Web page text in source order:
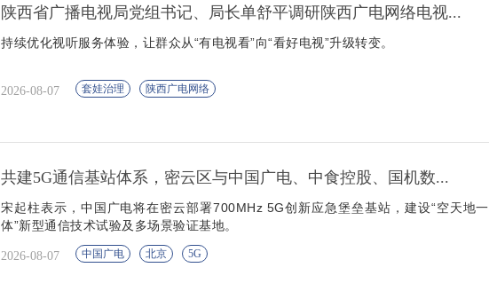
陕西省广播电视局党组书记、局长单舒平调研陕西广电网络电视...
持续优化视听服务体验，让群众从“有电视看”向“看好电视”升级转变。
2026-08-07 套娃治理 陕西广电网络
共建5G通信基站体系，密云区与中国广电、中食控股、国机数...
宋起柱表示，中国广电将在密云部署700MHz 5G创新应急堡垒基站，建设“空天地一
体”新型通信技术试验及多场景验证基地。
2026-08-07 中国广电 北京 5G